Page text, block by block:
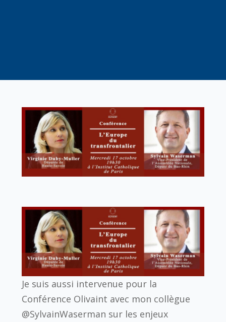
Je suis aussi intervenue pour la
Conférence Olivaint avec mon collègue
@SylvainWaserman sur les enjeux